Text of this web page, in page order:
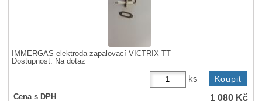
IMMERGAS elektroda zapalovací VICTRIX TT
Dostupnost: Na dotaz
ks
Cena s DPH 1 080 Kč